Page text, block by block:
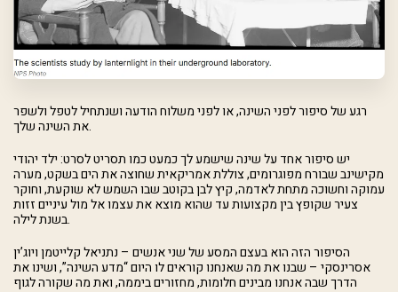
רגע שלסיפור לפני השינה, או לפני משלוח הודעה ושנתחיל לטפל ולשפר
את השינה שלך.
יש סיפור אחד על שינה שישמע לך כמעט כמו תסריט לסרט: ילד יהודי
מקישינב שבורח מפוגרומים, צוללת אמריקאית שחוצה את הים בשקט, מערה
עמוקה וחשוכה מתחת לאדמה, קיץ לבן בקוטב שבו השמש לא שוקעת, וחוקר
צעיר שקופץ בין מקצועות עד שהוא מוצא את עצמו אל מול עיניים זזות
בשנת לילה.
הסיפור הזה הוא בעצם המסע של שני אנשים – נתניאל קלייטמן ויוג’ין
אסרינסקי – שבנו את מה שאנחנו קוראים לו היום “מדע השינה”, ושינו את
הדרך שבה אנחנו מבינים חלומות, מחזורים ביממה, ואת מה שקורה לגוף